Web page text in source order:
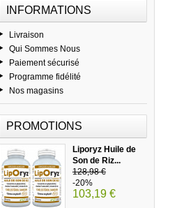
INFORMATIONS
Livraison
Qui Sommes Nous
Paiement sécurisé
Programme fidélité
Nos magasins
PROMOTIONS
Liporyz Huile de
Son de Riz...
128,98 €
-20%
103,19 €